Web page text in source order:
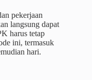
pekerjaan
langsung dapat
harus tetap
ini, termasuk
hari.